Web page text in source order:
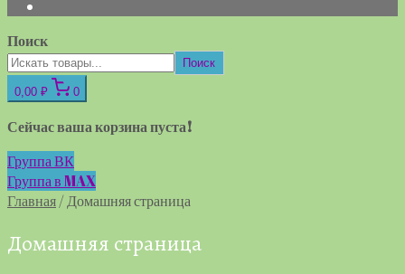
Поиск
Поиск
0,00 ₽ 0
Сейчас ваша корзина пуста!
Группа ВК
Группа в MAX
Главная/Домашняя страница
Домашняя страница